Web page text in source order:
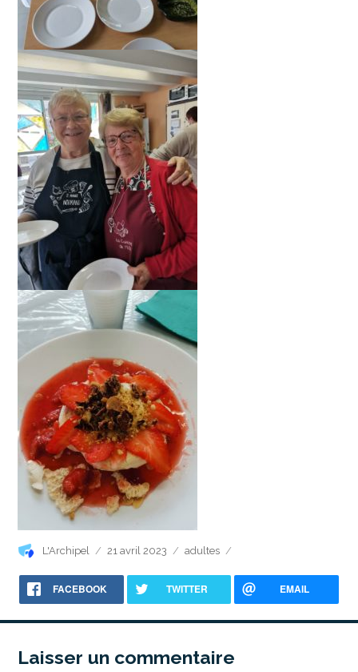
Auteur
L'Archipel
Publié
21 avril 2023 Catégories
adultes
FACEBOOK TWITTER EMAIL
Laisser un commentaire